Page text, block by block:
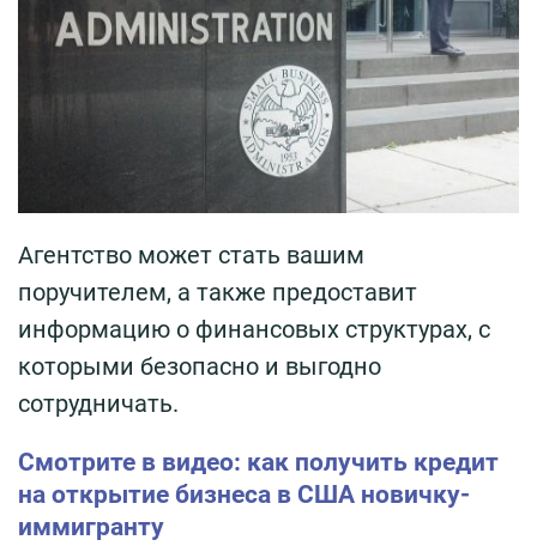
Агентство может стать вашим
поручителем, а также предоставит
информацию о финансовых структурах, с
которыми безопасно и выгодно
сотрудничать.
Смотрите в видео: как получить кредит
на открытие бизнеса в США новичку-
иммигранту